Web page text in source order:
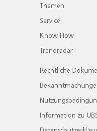
Themen
Service
Know How
Trendradar
Rechtliche
Information zu